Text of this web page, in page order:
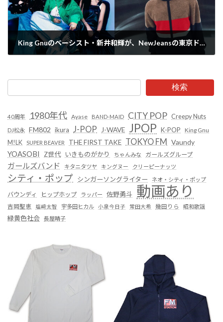
King Gnuのベーシスト・新井和輝が、NewJeansの東京ドーム公演リハーサルを直撃！その模様がJ-WAVEラジオ番組『SPARK』で7/2にオンエア
検索
40周年 1980年代 Ayase BAND-MAID CITY POP Creepy Nuts
DJ松永 FM802 ikura J-POP J-WAVE JPOP K-POP
King Gnu
M!LK
SUPER BEAVER THE FIRST TAKE TOKYO FM Vaundy
YOASOBI Z世代 いきものがかり ちゃんみな ガールズグループ
ガールズバンド キタニタツヤ キングヌー クリーピーナッツ
シティ・ポップ シンガーソングライター ネオ・シティ・ポップ
バウンディ ヒップホップ ラッパー 佐野勇斗 動画あり
吉岡聖恵 塩﨑太智 宇多田ヒカル 小泉今日子 常田大希 幾田りら 昭和歌謡
緑黄色社会 長屋晴子